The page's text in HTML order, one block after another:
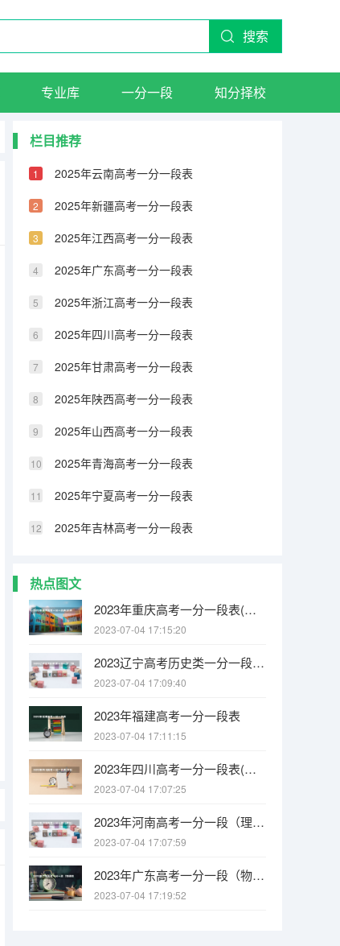
搜索
专业库 一分一段 知分择校
栏目推荐
2025年云南高考一分一段表
2025年新疆高考一分一段表
2025年江西高考一分一段表
2025年广东高考一分一段表
2025年浙江高考一分一段表
2025年四川高考一分一段表
2025年甘肃高考一分一段表
2025年陕西高考一分一段表
2025年山西高考一分一段表
2025年青海高考一分一段表
2025年宁夏高考一分一段表
2025年吉林高考一分一段表
热点图文
2023年重庆高考一分一段表(历史类)
2023-07-04 17:15:20
2023辽宁高考历史类一分一段（物理类）表
2023-07-04 17:09:40
2023年福建高考一分一段表
2023-07-04 17:11:15
2023年四川高考一分一段表(文科)
2023-07-04 17:07:25
2023年河南高考一分一段（理科）表
2023-07-04 17:07:59
2023年广东高考一分一段（物理类）表
2023-07-04 17:19:52